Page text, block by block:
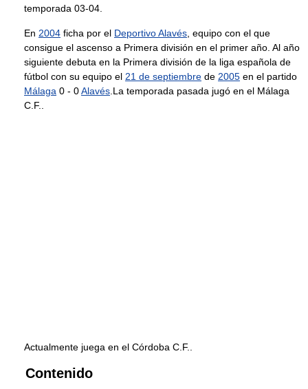
temporada 03-04.
En 2004 ficha por el Deportivo Alavés , equipo con el que
consigue el ascenso a Primera división en el primer año. Al año
siguiente debuta en la Primera división de la liga española de
fútbol con su equipo el 21 de septiembre de 2005 en el partido
Málaga 0 - 0Alavés .La temporada pasada jugó en el Málaga
C.F..
Actualmente juega en el Córdoba C.F..
Contenido